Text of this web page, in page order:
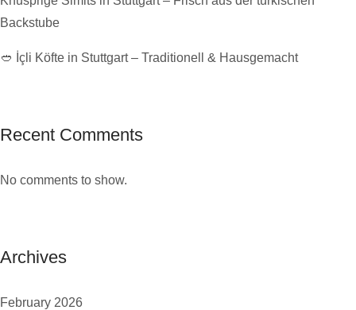
Backstube
🥙 İçli Köfte in Stuttgart – Traditionell & Hausgemacht
Recent Comments
No comments to show.
Archives
February 2026